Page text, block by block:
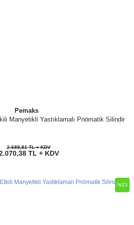
Pemaks
Manyetikli Yastıklamalı Pnömatik Silindir
2.688,81 TL + KDV
TL + KDV
%23